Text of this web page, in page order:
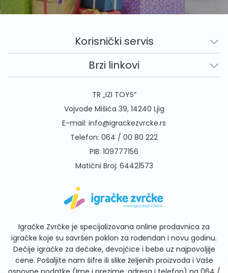
Korisnički servis
Brzi linkovi
TR „IZI TOYS“
Vojvode Mišića 39, 14240 Ljig
E-mail: info@igrackezvrcke.rs
Telefon: 064 / 00 80 222
PIB: 109777156
Matični Broj: 64421573
Igračke Zvrčke je specijalizovana online prodavnica za
igračke koje su savršen poklon za rođendan i novu godinu.
Dečije igračke za dečake, devojčice i bebe uz najpovoljije
cene. Pošaljite nam šifre ili slike željenih proizvoda i Vaše